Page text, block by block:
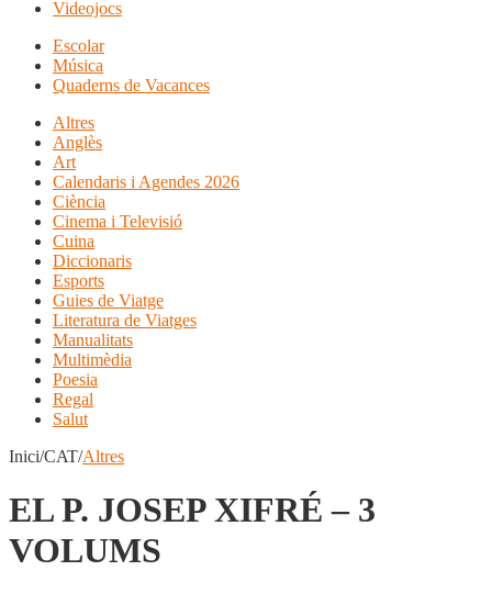
Videojocs
Escolar
Música
Quaderns de Vacances
Altres
Anglès
Art
Calendaris i Agendes 2026
Ciència
Cinema i Televisió
Cuina
Diccionaris
Esports
Guies de Viatge
Literatura de Viatges
Manualitats
Multimèdia
Poesia
Regal
Salut
Inici/CAT/Altres
EL P. JOSEP XIFRÉ – 3
VOLUMS